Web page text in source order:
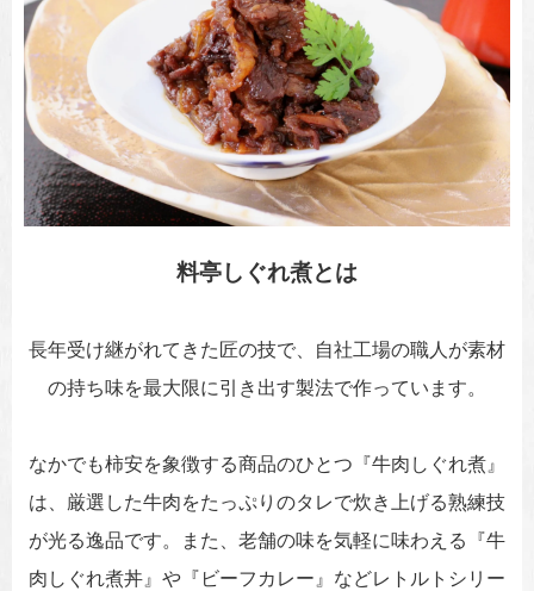
料亭しぐれ煮とは
長年受け継がれてきた匠の技で、自社工場の職人が素材
の持ち味を最大限に引き出す製法で作っています。
なかでも柿安を象徴する商品のひとつ『牛肉しぐれ煮』
は、厳選した牛肉をたっぷりのタレで炊き上げる熟練技
が光る逸品です。また、老舗の味を気軽に味わえる『牛
肉しぐれ煮丼』や『ビーフカレー』などレトルトシリー